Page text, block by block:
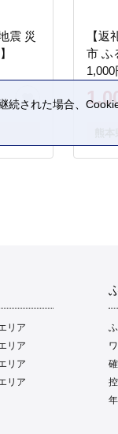
震 災
【
市 ふ
1,000
リア
リア
リア
リア
された場合、